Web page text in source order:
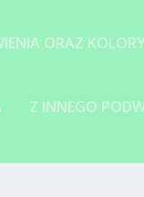
ORAZ
Z INNEGO